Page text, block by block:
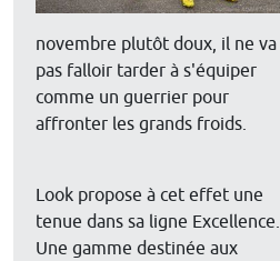
novembre plutôt doux, il ne va
pas falloir tarder à s'équiper
comme un guerrier pour
affronter les grands froids.
Look propose à cet effet une
tenue dans sa ligne Excellence.
Une gamme destinée aux